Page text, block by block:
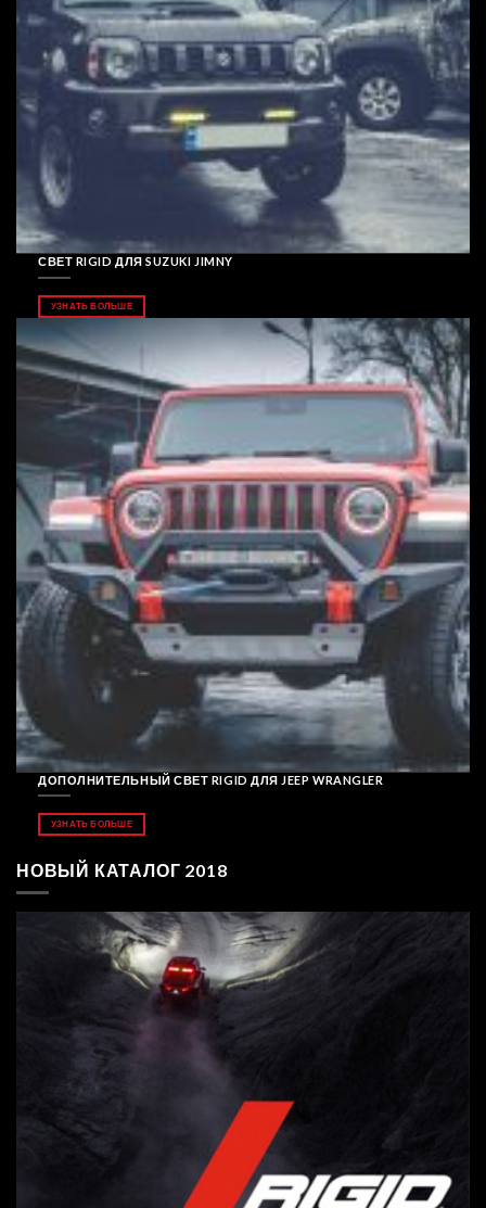
СВЕТ RIGID ДЛЯ SUZUKI JIMNY
УЗНАТЬ БОЛЬШЕ
ДОПОЛНИТЕЛЬНЫЙ СВЕТ RIGID ДЛЯ JEEP WRANGLER
УЗНАТЬ БОЛЬШЕ
НОВЫЙ КАТАЛОГ 2018